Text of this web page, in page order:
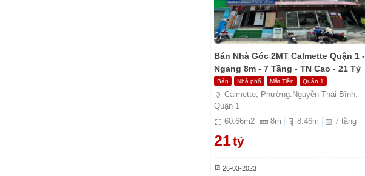
Bán Nhà Góc 2MT Calmette Quận 1 -
Ngang 8m - 7 Tầng - TN Cao - 21 Tỷ
Bán Nhà phố Mặt Tiền Quận 1
Calmette, Phường.Nguyễn Thái Bình,
Quận 1
60.66m2 8m 8.46m 7 tầng
21tỷ
26-03-2023